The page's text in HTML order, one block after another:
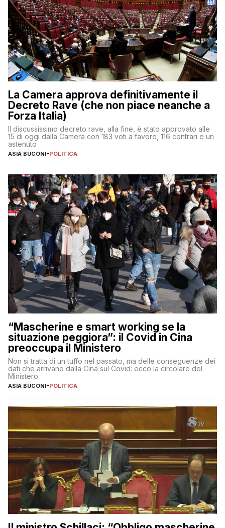
La Camera approva definitivamente il
Decreto Rave (che non piace neanche a
Forza Italia)
Il discussissimo decreto rave, alla fine, è stato approvato alle
15 di oggi dalla Camera con 183 voti a favore, 116 contrari e un
astenuto
ASIA BUCONI-POLITICA
“Mascherine e smart working se la
situazione peggiora”: il Covid in Cina
preoccupa il Ministero
Non si tratta di un tuffo nel passato, ma delle conseguenze dei
dati che arrivano dalla Cina sul Covid: ecco la circolare del
Ministero
ASIA BUCONI-POLITICA